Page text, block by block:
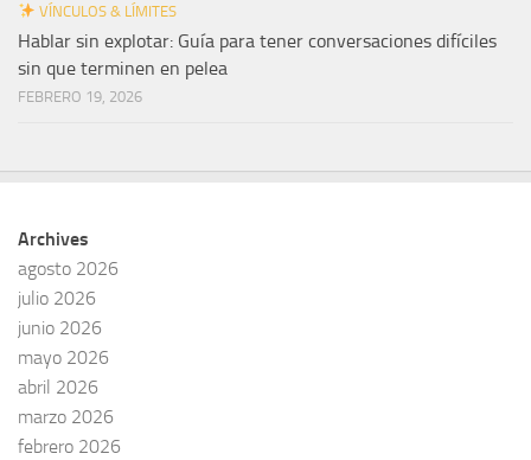
VÍNCULOS & LÍMITES
Hablar sin explotar: Guía para tener conversaciones difíciles
sin que terminen en pelea
FEBRERO 19, 2026
Archives
agosto 2026
julio 2026
junio 2026
mayo 2026
abril 2026
marzo 2026
febrero 2026